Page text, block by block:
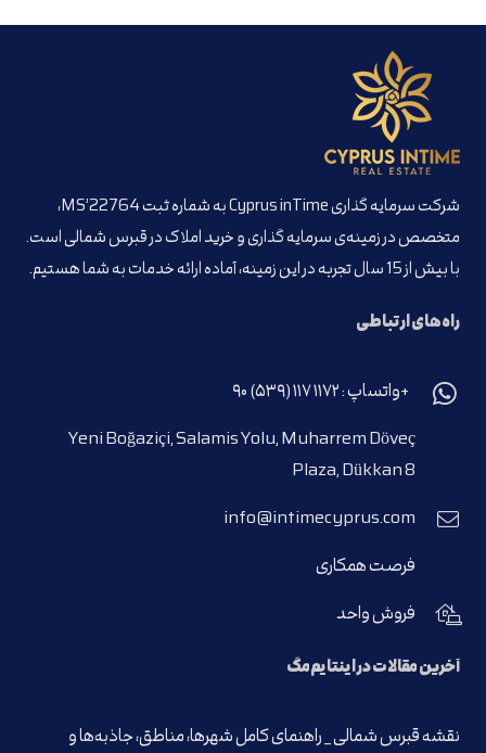
شرکت سرمایه گذاری Cyprus inTime به شماره ثبت MS’22764،
متخصص در زمینه‌ی سرمایه گذاری و خرید املاک در قبرس شمالی است.
با بیش از 15 سال تجربه در این زمینه، آماده ارائه خدمات به شما هستیم.
راه‌های ارتباطی
+واتساپ : ۱۱۷۲ ۱۱۷ (۵۳۹) ۹۰
Yeni Boğaziçi, Salamis Yolu, Muharrem Döveç
Plaza, Dükkan 8
info@intimecyprus.com
فرصت همکاری
فروش واحد
آخرین مقالات در اینتایم‌مگ
نقشه قبرس شمالی _ راهنمای کامل شهرها، مناطق، جاذبه‌ها و